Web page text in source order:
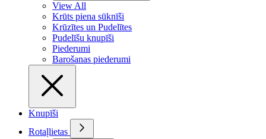
View All
Krūts piena sūknīši
Krūzītes un Pudelītes
Pudelīšu knupīši
Piederumi
Barošanas piederumi
Knupīši
Rotaļlietas